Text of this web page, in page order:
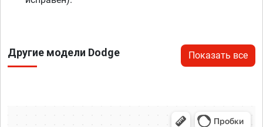
Другие модели Dodge Показать все